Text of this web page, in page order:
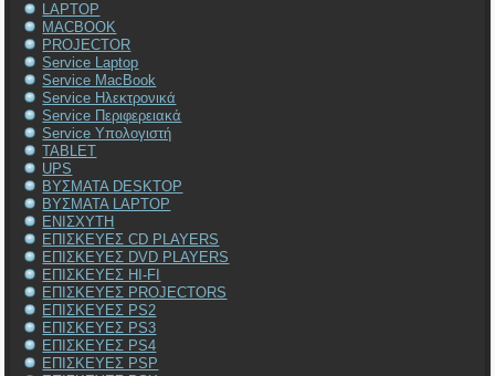
LAPTOP
MACBOOK
PROJECTOR
Service Laptop
Service MacBook
Service Ηλεκτρονικά
Service Περιφερειακά
Service Υπολογιστή
TABLET
UPS
ΒΥΣΜΑΤΑ DESKTOP
ΒΥΣΜΑΤΑ LAPTOP
ΕΝΙΣΧΥΤΗ
ΕΠΙΣΚΕΥΕΣ CD PLAYERS
ΕΠΙΣΚΕΥΕΣ DVD PLAYERS
ΕΠΙΣΚΕΥΕΣ HI-FI
ΕΠΙΣΚΕΥΕΣ PROJECTORS
ΕΠΙΣΚΕΥΕΣ PS2
ΕΠΙΣΚΕΥΕΣ PS3
ΕΠΙΣΚΕΥΕΣ PS4
ΕΠΙΣΚΕΥΕΣ PSP